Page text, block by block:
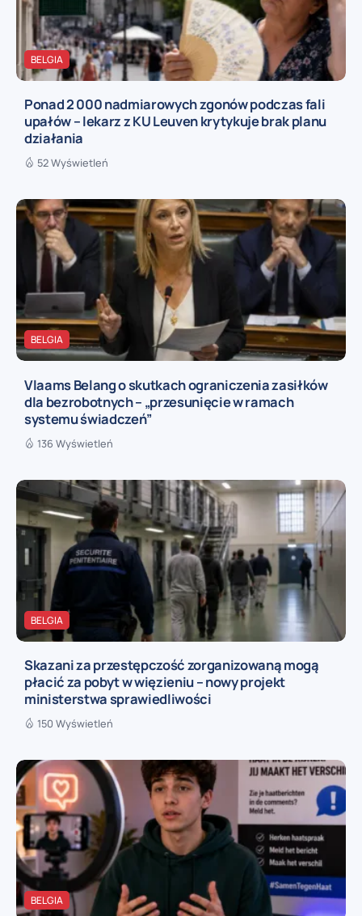
BELGIA
Ponad 2 000 nadmiarowych zgonów podczas fali
upałów – lekarz z KU Leuven krytykuje brak planu
działania
52 Wyświetleń
BELGIA
Vlaams Belang o skutkach ograniczenia zasiłków
dla bezrobotnych – „przesunięcie w ramach
systemu świadczeń”
136 Wyświetleń
BELGIA
Skazani za przestępczość zorganizowaną mogą
płacić za pobyt w więzieniu – nowy projekt
ministerstwa sprawiedliwości
150 Wyświetleń
BELGIA